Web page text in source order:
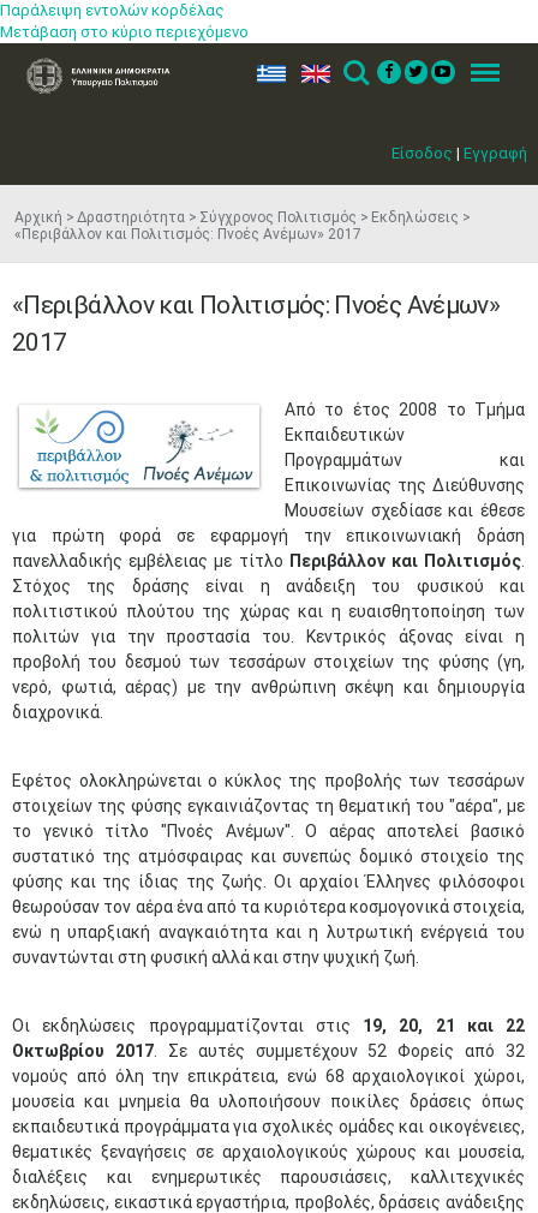
Παράλειψη εντολών κορδέλας
Μετάβαση στο κύριο περιεχόμενο
Είσοδος | Εγγραφή
ελ en Search Menu
Αρχική Δραστηριότητα Σύγχρονος Πολιτισμός
Εκδηλώσεις
«Περιβάλλον και Πολιτισμός: Πνοές Ανέμων» 2017
«Περιβάλλον και Πολιτισμός: Πνοές Ανέμων»
2017
Από το έτος 2008 το Τμήμα
Εκπαιδευτικών
Προγραμμάτων και
Επικοινωνίας της Διεύθυνσης
Μουσείων σχεδίασε και έθεσε
για πρώτη φορά σε εφαρμογή την επικοινωνιακή δράση
πανελλαδικής εμβέλειας με τίτλο Περιβάλλον και Πολιτισμός
Στόχος της δράσης είναι η ανάδειξη του φυσικού και
πολιτιστικού πλούτου της χώρας και η ευαισθητοποίηση των
πολιτών για την προστασία του. Κεντρικός άξονας είναι η
προβολή του δεσμού των τεσσάρων στοιχείων της φύσης (γη,
νερό, φωτιά, αέρας) με την ανθρώπινη σκέψη και δημιουργία
διαχρονικά.
Εφέτος ολοκληρώνεται ο κύκλος της προβολής των τεσσάρων
στοιχείων της φύσης εγκαινιάζοντας τη θεματική του "αέρα", με
το γενικό τίτλο "Πνοές Ανέμων". Ο αέρας αποτελεί βασικό
συστατικό της ατμόσφαιρας και συνεπώς δομικό στοιχείο της
φύσης και της ίδιας της ζωής. Οι αρχαίοι Έλληνες φιλόσοφοι
θεωρούσαν τον αέρα ένα από τα κυριότερα κοσμογονικά στοιχεία,
ενώ η υπαρξιακή αναγκαιότητα και η λυτρωτική ενέργειά του
συναντώνται στη φυσική αλλά και στην ψυχική ζωή.
Οι εκδηλώσεις προγραμματίζονται στις 19, 20, 21 και 22
Οκτωβρίου 2017. Σε αυτές συμμετέχουν 52 Φορείς από 32
νομούς από όλη την επικράτεια, ενώ 68 αρχαιολογικοί χώροι,
μουσεία και μνημεία θα υλοποιήσουν ποικίλες δράσεις όπως
εκπαιδευτικά προγράμματα για σχολικές ομάδες και οικογένειες,
θεματικές ξεναγήσεις σε αρχαιολογικούς χώρους και μουσεία,
διαλέξεις και ενημερωτικές παρουσιάσεις, καλλιτεχνικές
εκδηλώσεις, εικαστικά εργαστήρια, προβολές, δράσεις ανάδειξης